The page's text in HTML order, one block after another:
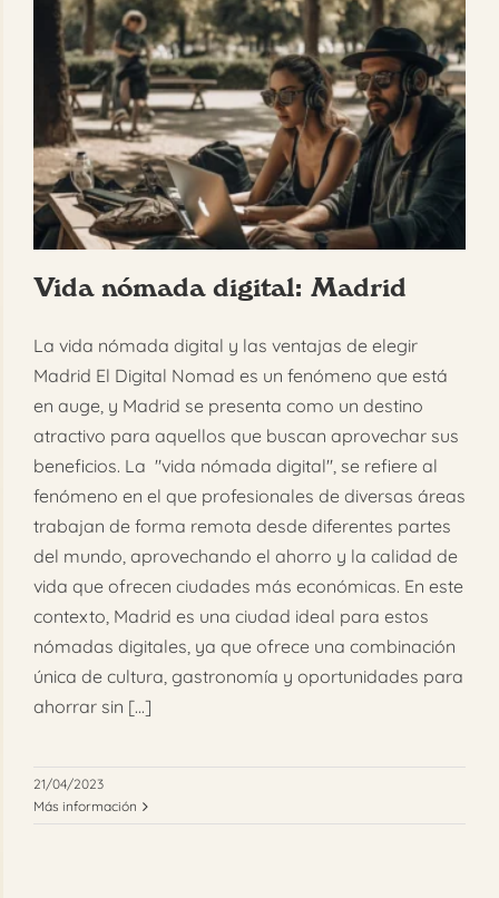
Vida nómada digital: Madrid
La vida nómada digital y las ventajas de elegir
Madrid El Digital Nomad es un fenómeno que está
en auge, y Madrid se presenta como un destino
atractivo para aquellos que buscan aprovechar sus
beneficios. La "vida nómada digital", se refiere al
fenómeno en el que profesionales de diversas áreas
trabajan de forma remota desde diferentes partes
del mundo, aprovechando el ahorro y la calidad de
vida que ofrecen ciudades más económicas. En este
contexto, Madrid es una ciudad ideal para estos
nómadas digitales, ya que ofrece una combinación
única de cultura, gastronomía y oportunidades para
ahorrar sin [...]
21/04/2023
Más información